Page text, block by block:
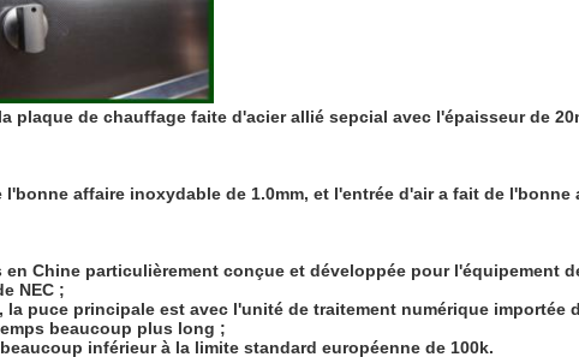
plaque de chauffage faite d'acier allié sepcial avec l'épaisseur de
affaire inoxydable de 1.0mm, et l'entrée d'air a fait de
Chine particulièrement conçue et développée pour l'équipement
NEC ;
puce principale est avec l'unité de traitement numérique importée
beaucoup plus long ;
inférieur à la limite standard européenne de 100k.